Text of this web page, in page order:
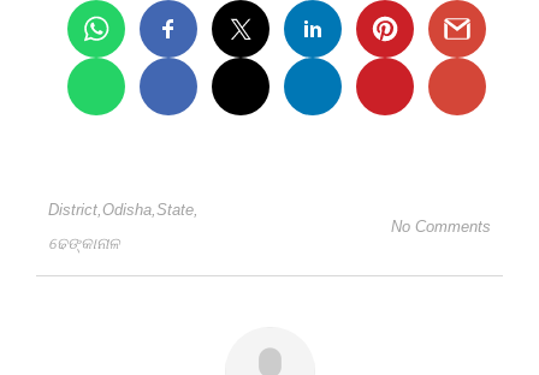
District Odisha State
ଢେଙ୍କାନାଳ
No Comments